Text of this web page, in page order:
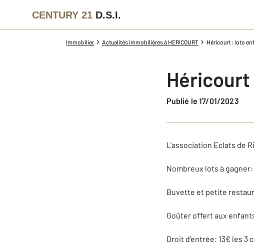
CENTURY 21 D.S.I.
Immobilier Actualités immobilières à HERICOURT Héricourt : loto
Publié le 17/01/2023
L'association Eclats de
Nombreux lots à
Buvette et petite
Goûter offert aux
Droit d'entrée: 13€ les 3